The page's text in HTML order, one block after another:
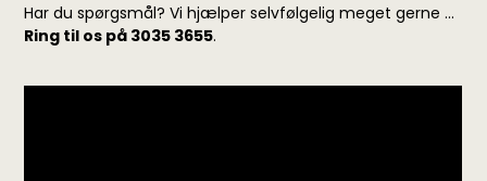
Har du spørgsmål? Vi hjælper selvfølgelig meget gerne ...
Ring til os på 3035 3655.